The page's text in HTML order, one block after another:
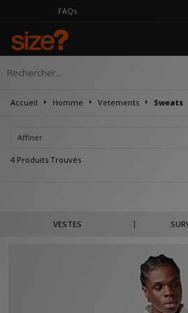
Accueil Homme Vetements Sweats
Affiner
4 Produits Trouvés
VESTES
Miser sur un sweat Nike pour homme
noir, le gris, le